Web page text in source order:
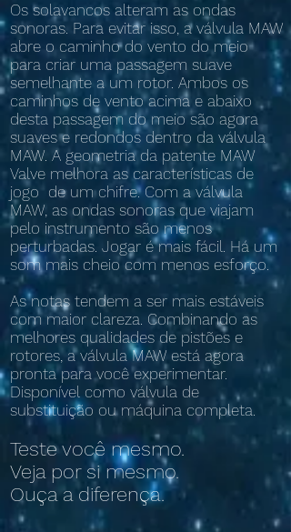
Os solavancos alteram as ondas
sonoras. Para evitar isso, a válvula MAW
abre o caminho do vento do meio
para criar uma passagem suave
semelhante a um rotor. Ambos os
caminhos de vento acima e abaixo
desta passagem do meio são agora
suaves e redondos dentro da válvula
MAW. A geometria da patente MAW
Valve melhora as características de
jogo de um chifre. Com a válvula
MAW, as ondas sonoras que viajam
pelo instrumento são menos
perturbadas. Jogar é mais fácil. Há um
som mais cheio com menos esforço.
As notas tendem a ser mais estáveis
com maior clareza. Combinando as
melhores qualidades de pistões e
rotores, a válvula MAW está agora
pronta para você experimentar.
Disponível como válvula de
substituição ou máquina completa.
Teste você mesmo.
Veja por si mesmo.
Ouça a diferença.